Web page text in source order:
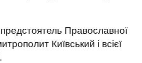
Православної
Київський і всієї